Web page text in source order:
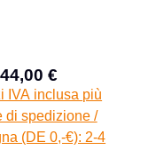
Prezzo di vendita:
44,00 €
Prezzo normale:
IVA inclusa più
di spedizione /
(DE 0,-€): 2-4